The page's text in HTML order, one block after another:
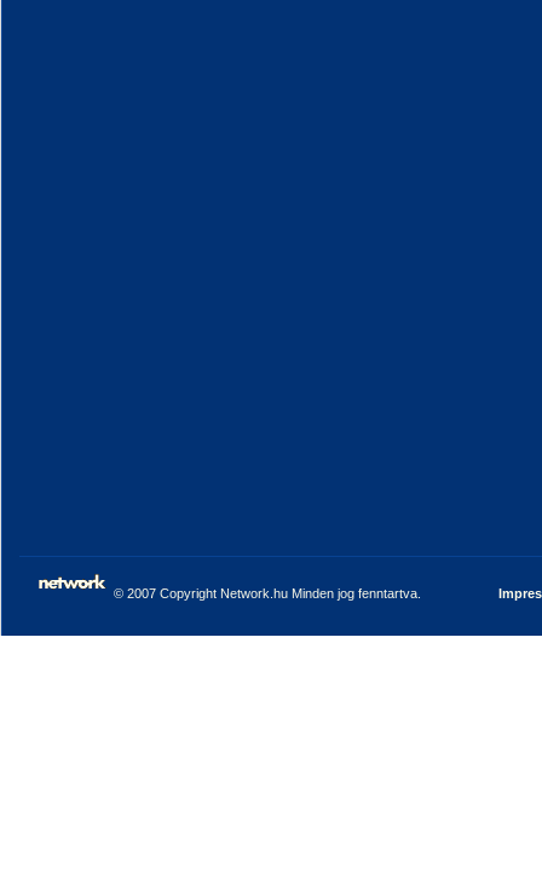
© 2007 Copyright Network.hu Minden jog fenntartva.